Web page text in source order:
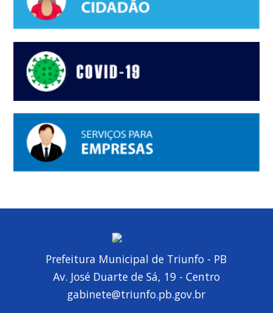
Prefeitura Municipal de Triunfo - PB
Av. José Duarte de Sá, 19 - Centro
gabinete@triunfo.pb.gov.br